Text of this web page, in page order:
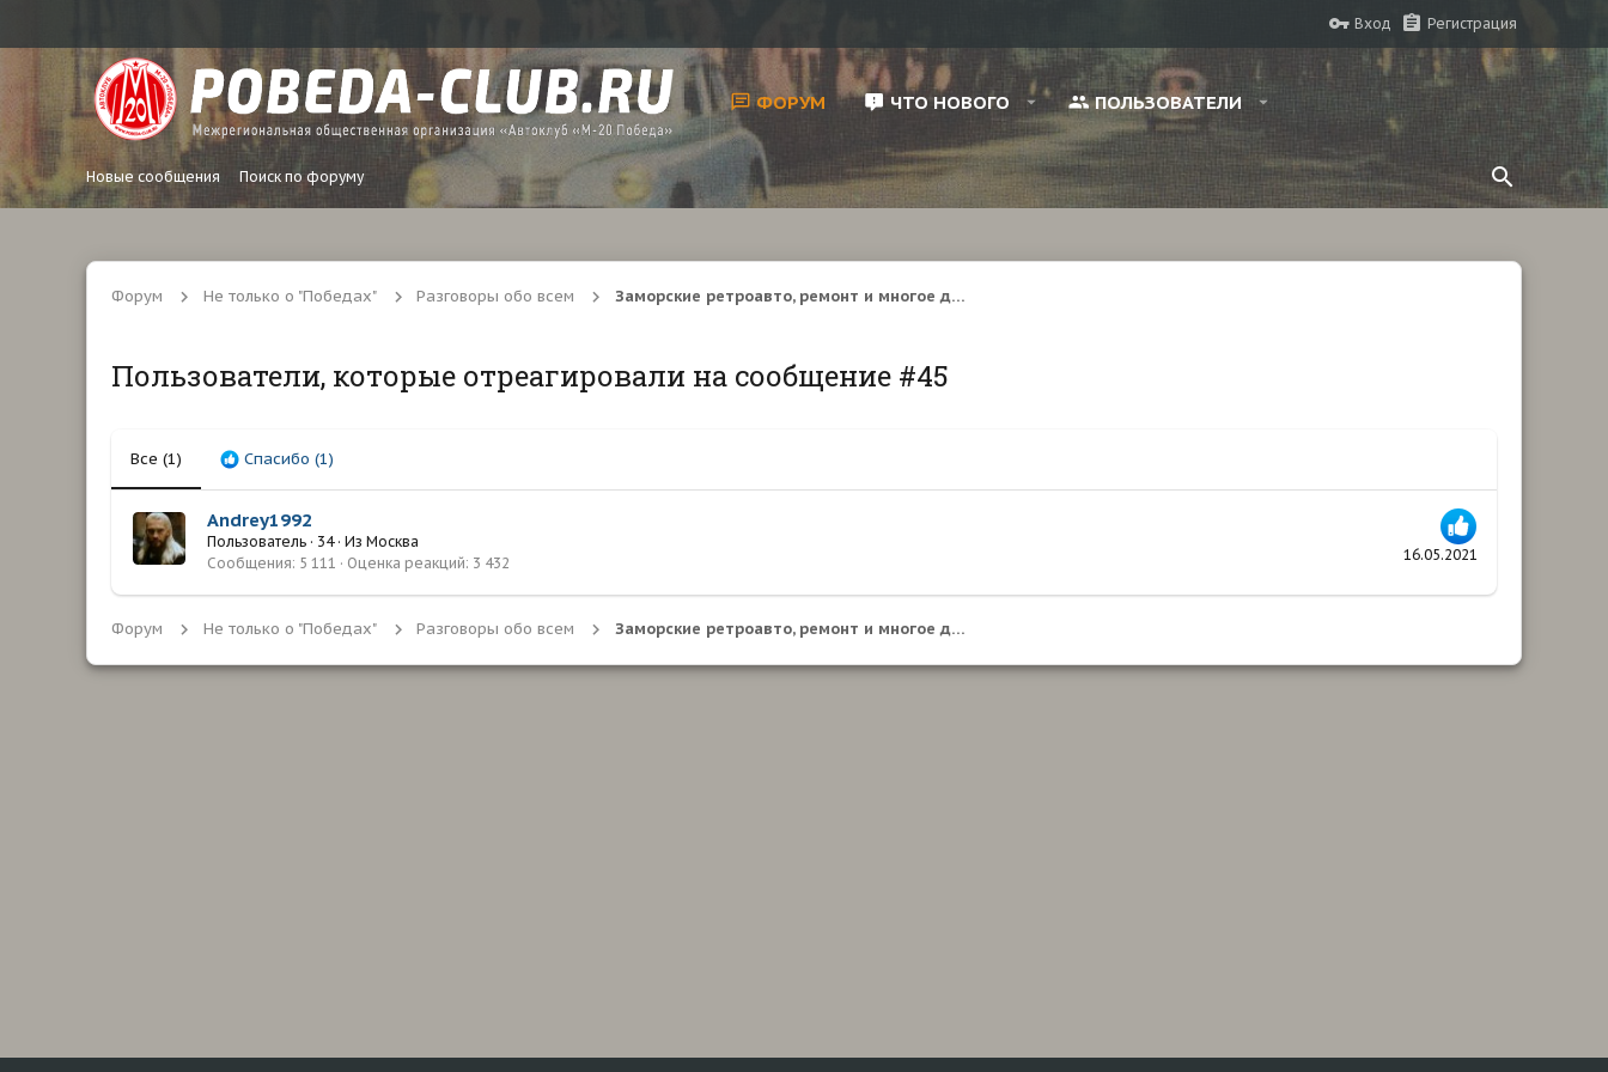
Вход Регистрация
ФОРУМ ЧТО НОВОГО ПОЛЬЗОВАТЕЛИ
Новые сообщения Поиск по форуму
Форум Не только о "Победах" Разговоры обо всем Заморские ретроавто, ремонт и многое другое
Пользователи, которые отреагировали на сообщение #45
Все (1) Спасибо (1)
16.05.2021
Andrey1992
Пользователь · 34 · Из Москва
Сообщения 5 111 Оценка реакций 3 432
Форум Не только о "Победах" Разговоры обо всем Заморские ретроавто, ремонт и многое другое